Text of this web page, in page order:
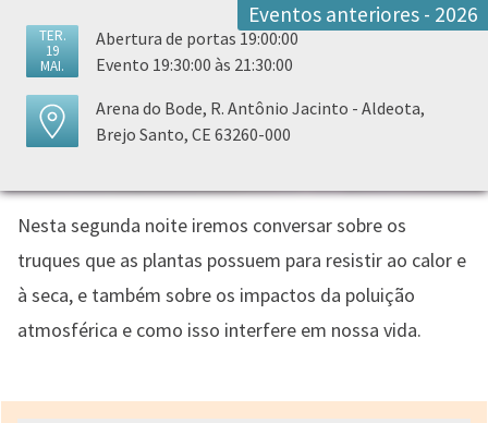
Eventos anteriores - 2026
TER.
19
MAI.
Abertura de portas 19:00:00
Evento 19:30:00 às 21:30:00
Arena do Bode, R. Antônio Jacinto - Aldeota,
Brejo Santo, CE 63260-000
Nesta segunda noite iremos conversar sobre os
truques que as plantas possuem para resistir ao calor e
à seca, e também sobre os impactos da poluição
atmosférica e como isso interfere em nossa vida.